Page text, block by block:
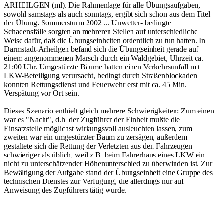
ARHEILGEN (ml). Die Rahmenlage für alle Übungsaufgaben,
sowohl samstags als auch sonntags, ergibt sich schon aus dem Titel
der Übung: Sommersturm 2002 ... Unwetter- bedingte
Schadensfälle sorgten an mehreren Stellen auf unterschiedliche
Weise dafür, daß die Übungseinheiten ordentlich zu tun hatten. In
Darmstadt-Arheilgen befand sich die Übungseinheit gerade auf
einem angenommenen Marsch durch ein Waldgebiet, Uhrzeit ca.
21:00 Uhr. Umgestürzte Bäume hatten einen Verkehrsunfall mit
LKW-Beteiligung verursacht, bedingt durch Straßenblockaden
konnten Rettungsdienst und Feuerwehr erst mit ca. 45 Min.
Verspätung vor Ort sein.
Dieses Szenario enthielt gleich mehrere Schwierigkeiten: Zum einen
war es "Nacht", d.h. der Zugführer der Einheit mußte die
Einsatzstelle möglichst wirkungsvoll ausleuchten lassen, zum
zweiten war ein umgestürzter Baum zu zersägen, außerdem
gestaltete sich die Rettung der Verletzten aus den Fahrzeugen
schwieriger als üblich, weil z.B. beim Fahrerhaus eines LKW ein
nicht zu unterschätzender Höhenunterschied zu überwinden ist. Zur
Bewältigung der Aufgabe stand der Übungseinheit eine Gruppe des
technischen Dienstes zur Verfügung, die allerdings nur auf
Anweisung des Zugführers tätig wurde.